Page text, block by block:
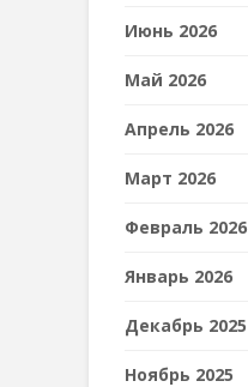
Июнь 2026
Май 2026
Апрель 2026
Март 2026
Февраль 2026
Январь 2026
Декабрь 2025
Ноябрь 2025